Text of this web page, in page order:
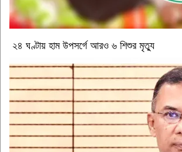
২৪ ঘণ্টায় হাম উপসর্গে আরও ৬ শিশুর মৃত্যু